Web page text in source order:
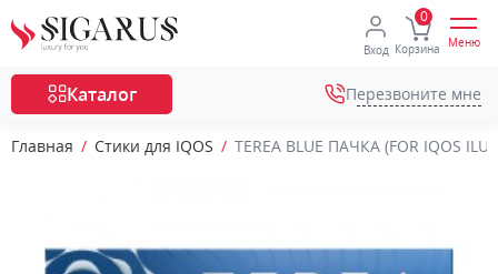
Вход Корзина Меню
Каталог Перезвоните мне
Главная Стики для IQOS TEREA BLUE ПАЧКА (FOR IQOS